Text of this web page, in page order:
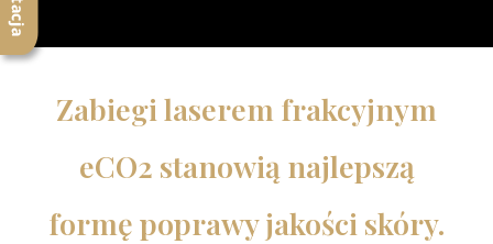
Zabiegi laserem frakcyjnym
eCO2 stanowią najlepszą
formę poprawy jakości skóry.